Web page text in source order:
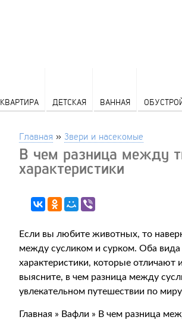
КВАРТИРА ДЕТСКАЯ ВАННАЯ
Главная » Звери и насекомые
В чем разница между
характеристики
Если вы любите животных, то
между сусликом и сурком. Оба
характеристики, которые отличают
выясните, в чем разница между
увлекательном путешествии по
Главная » Вафли » В чем разница